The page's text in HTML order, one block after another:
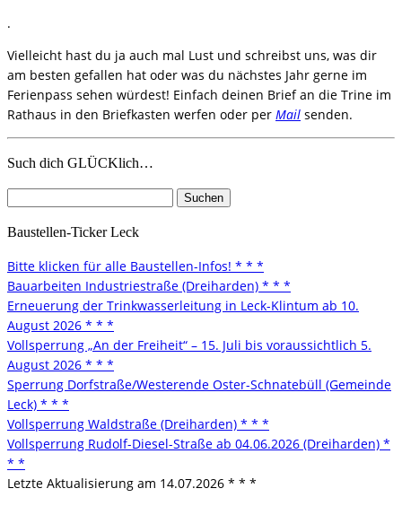
.
Vielleicht hast du ja auch mal Lust und schreibst uns, was dir
am besten gefallen hat oder was du nächstes Jahr gerne im
Ferienpass sehen würdest! Einfach deinen Brief an die Trine im
Rathaus in den Briefkasten werfen oder per Mail senden.
Such dich GLÜCKlich…
Baustellen-Ticker Leck
Bitte klicken für alle Baustellen-Infos! * * *
Bauarbeiten Industriestraße (Dreiharden) * * *
Erneuerung der Trinkwasserleitung in Leck-Klintum ab 10.
August 2026 * * *
Vollsperrung „An der Freiheit“ – 15. Juli bis voraussichtlich 5.
August 2026 * * *
Sperrung Dorfstraße/Westerende Oster-Schnatebüll (Gemeinde
Leck) * * *
Vollsperrung Waldstraße (Dreiharden) * * *
Vollsperrung Rudolf-Diesel-Straße ab 04.06.2026 (Dreiharden) *
* *
Letzte Aktualisierung am 14.07.2026 * * *